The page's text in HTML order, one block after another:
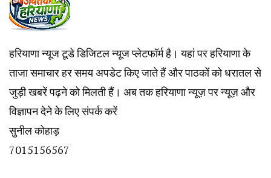
हरियाणा न्यूज टूडे डिजिटल न्यूज प्लेटफॉर्म है। यहां पर हरियाणा के
ताजा समाचार हर समय अपडेट किए जाते हैं और पाठकों को धरातल से
जुड़ी खबरें पढ़ने को मिलती हैं। अब तक हरियाणा न्यूज़ पर न्यूज़ और
विज्ञापन देने के लिए संपर्क करें
सुनील कोहाड़
7015156567